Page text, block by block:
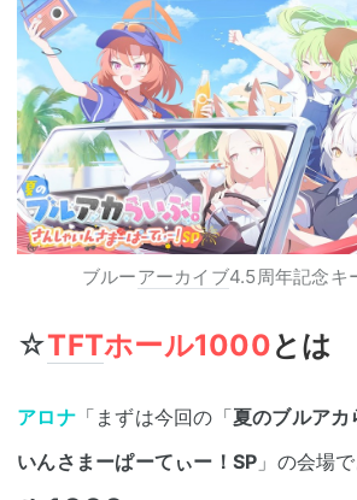
ブルーアーカイブ4.5周年記念キ
☆TFTホール1000とは
アロナ「まずは今回の「夏のブルアカ
いんさまーぱーてぃー！SP 」の会場